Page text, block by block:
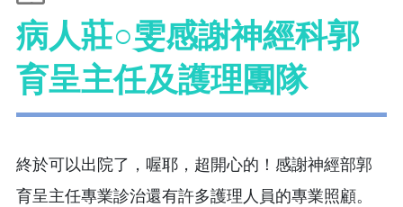
病人莊○雯感謝神經科郭
育呈主任及護理團隊
終於可以出院了，喔耶，超開心的！感謝神經部郭
育呈主任專業診治還有許多護理人員的專業照顧。